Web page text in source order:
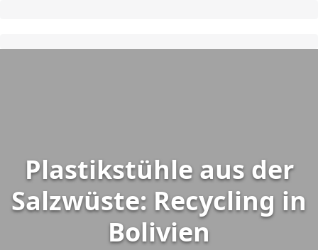
Plastikstühle aus der
Salzwüste: Recycling in
Bolivien